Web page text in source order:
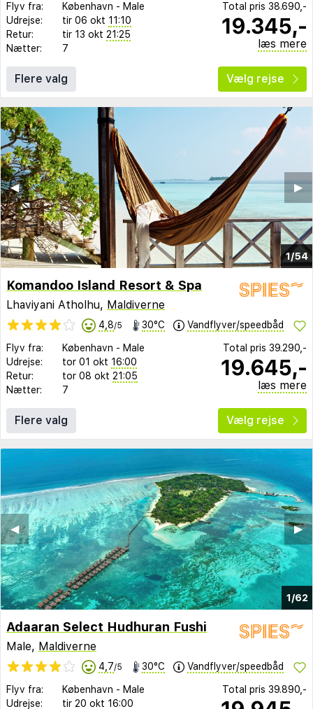
Flyv fra: København - Male
Udrejse:
tir 06 okt 11:10
Retur:
tir 13 okt 21:25
Nætter:
7
Total pris 38.690,-
19.345,-
læs mere
Flere valg Vælg rejse
1/54
▶︎
◀︎
Komandoo Island Resort & Spa
Lhaviyani Atholhu, Maldiverne
4,8/5 30°C Vandflyver/speedbåd
Flyv fra: København - Male
Udrejse:
tor 01 okt 16:00
Retur:
tor 08 okt 21:05
Nætter:
7
Total pris 39.290,-
19.645,-
læs mere
Flere valg Vælg rejse
1/62
▶︎
◀︎
Adaaran Select Hudhuran Fushi
Male, Maldiverne
4,7/5 30°C Vandflyver/speedbåd
Flyv fra: København - Male
Udrejse:
tir 20 okt 16:00
Total pris 39.890,-